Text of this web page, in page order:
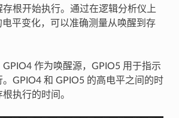
根开始执行。通过在逻辑分析仪上
电平变化，可以准确测量从唤醒到存
作为唤醒源，GPIO5 用于指示
GPIO4 和 GPIO5 的高电平之间的时
执行的时间。